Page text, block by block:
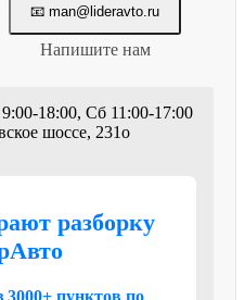
📧 man@lideravto.ru
Напишите нам
18:00, Сб 11:00-17:00
шоссе, 231о
разборку
3000+ пунктов по